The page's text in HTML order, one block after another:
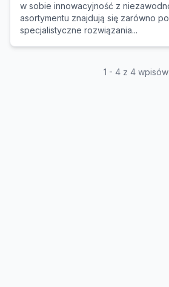
w sobie innowacyjność z
asortymentu znajdują się zarówno
specjalistyczne rozwiązania...
1 - 4 z 4 wpisów